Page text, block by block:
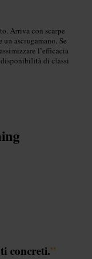
Arriva con scarpe
asciugamano. Se
l’efficacia
di classi
concreti.”